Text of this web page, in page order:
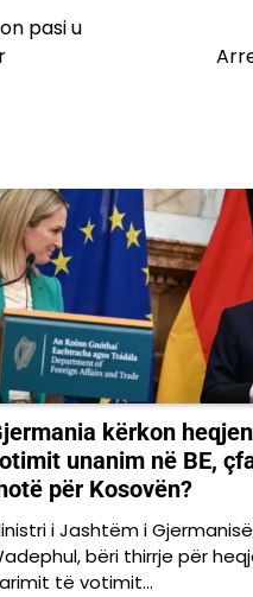
pasi u
kërkon
unanim në BE,
për Kosovën?
i Jashtëm i
bëri thirrje për
të votimit…